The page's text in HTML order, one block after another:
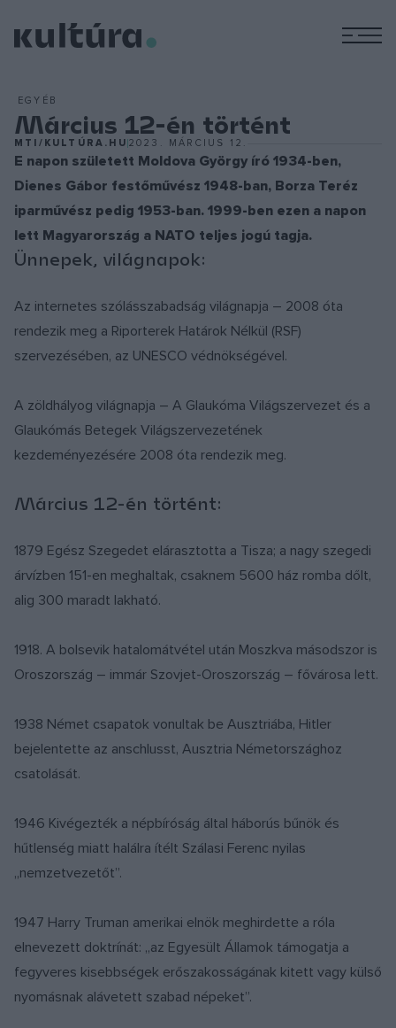
EGYÉB
Március 12-én történt
MTI/KULTÚRA.HU 2023. MÁRCIUS 12.
E napon született Moldova György író 1934-ben,
Dienes Gábor festőművész 1948-ban, Borza Teréz
iparművész pedig 1953-ban. 1999-ben ezen a napon
lett Magyarország a NATO teljes jogú tagja.
Ünnepek, világnapok:
Az internetes szólásszabadság világnapja – 2008 óta
rendezik meg a Riporterek Határok Nélkül (RSF)
szervezésében, az UNESCO védnökségével.
A zöldhályog világnapja – A Glaukóma Világszervezet és a
Glaukómás Betegek Világszervezetének
kezdeményezésére 2008 óta rendezik meg.
Március 12-én történt:
1879 Egész Szegedet elárasztotta a Tisza; a nagy szegedi
árvízben 151-en meghaltak, csaknem 5600 ház romba dőlt,
alig 300 maradt lakható.
1918. A bolsevik hatalomátvétel után Moszkva másodszor is
Oroszország – immár Szovjet-Oroszország – fővárosa lett.
1938 Német csapatok vonultak be Ausztriába, Hitler
bejelentette az anschlusst, Ausztria Németországhoz
csatolását.
1946 Kivégezték a népbíróság által háborús bűnök és
hűtlenség miatt halálra ítélt Szálasi Ferenc nyilas
„nemzetvezetőt”.
1947 Harry Truman amerikai elnök meghirdette a róla
elnevezett doktrínát: „az Egyesült Államok támogatja a
fegyveres kisebbségek erőszakosságának kitett vagy külső
nyomásnak alávetett szabad népeket”.